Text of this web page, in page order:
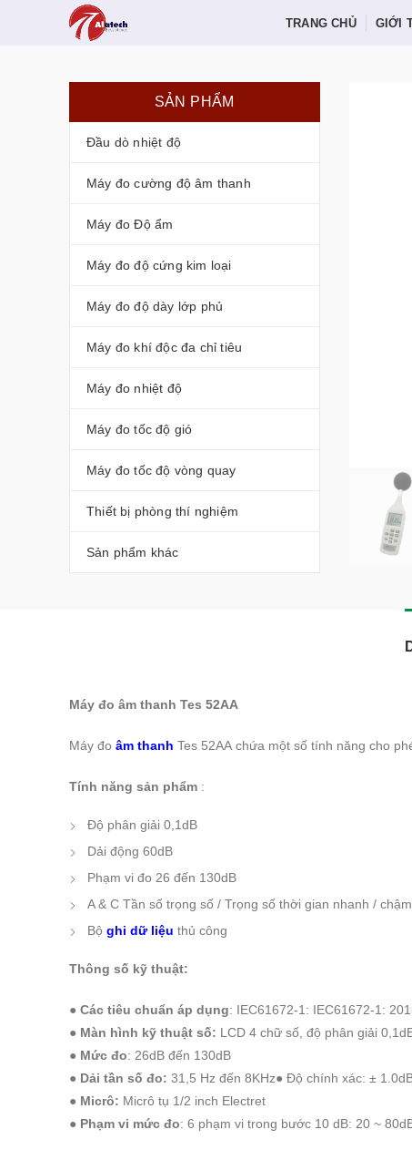
TRANG CHỦ GIỚI
SẢN PHẨM
Đầu dò nhiệt độ
Máy đo cường độ âm thanh
Máy đo Độ ẩm
Máy đo độ cứng kim loại
Máy đo độ dày lớp phủ
Máy đo khí độc đa chỉ tiêu
Máy đo nhiệt độ
Máy đo tốc độ gió
Máy đo tốc độ vòng quay
Thiết bị phòng thí nghiệm
Sản phẩm khác
Máy đo âm thanh Tes 52AA
Máy đo âm thanh Tes 52AA chứa một số tính năng cho
Tính năng sản phẩm :
Độ phân giải 0,1dB
Dải động 60dB
Phạm vi đo 26 đến 130dB
A & C Tần số trọng số / Trọng số thời gian nhanh / chậm
Bộ ghi dữ liệu thủ công
Thông số kỹ thuật:
● Các tiêu chuẩn áp dụng: IEC61672-1: IEC61672-1:
● Màn hình kỹ thuật số: LCD 4 chữ số, độ phân giải
● Mức đo: 26dB đến 130dB
● Dải tần số đo: 31,5 Hz đến 8KHz● Độ chính xác: ±
● Micrô: Micrô tụ 1/2 inch Electret
● Phạm vi mức đo: 6 phạm vi trong bước 10 dB: 20 ​​~